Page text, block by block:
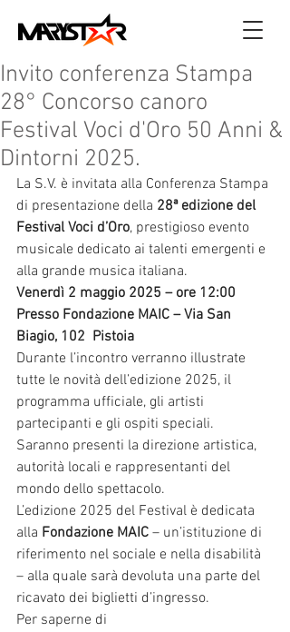
Invito conferenza Stampa
28° Concorso canoro
Festival Voci d'Oro 50 Anni &
Dintorni 2025.
La S.V. è invitata alla Conferenza Stampa
di presentazione della 28ª edizione del
Festival Voci d’Oro, prestigioso evento
musicale dedicato ai talenti emergenti e
alla grande musica italiana.
Venerdì 2 maggio 2025 – ore 12:00
Presso Fondazione MAIC – Via San
Biagio, 102  Pistoia
Durante l’incontro verranno illustrate
tutte le novità dell’edizione 2025, il
programma ufficiale, gli artisti
partecipanti e gli ospiti speciali.
Saranno presenti la direzione artistica,
autorità locali e rappresentanti del
mondo dello spettacolo.
L’edizione 2025 del Festival è dedicata
alla Fondazione MAIC – un’istituzione di
riferimento nel sociale e nella disabilità
– alla quale sarà devoluta una parte del
ricavato dei biglietti d’ingresso.
Per saperne di